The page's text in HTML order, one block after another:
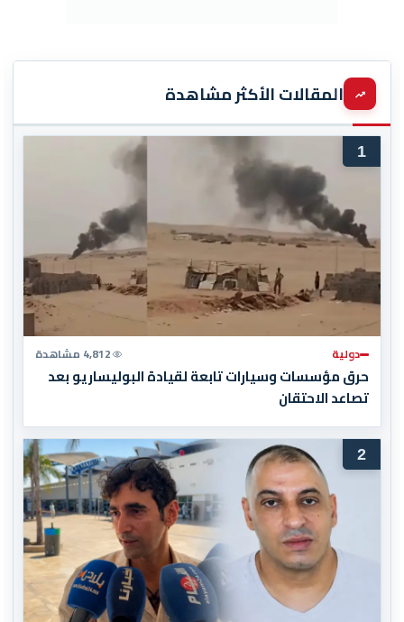
المقالات الأكثر مشاهدة
1
دولية 4,812 مشاهدة
حرق مؤسسات وسيارات تابعة لقيادة البوليساريو بعد
تصاعد الاحتقان
2